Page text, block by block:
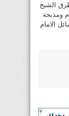
الشيخ
ومذبحة
الامام